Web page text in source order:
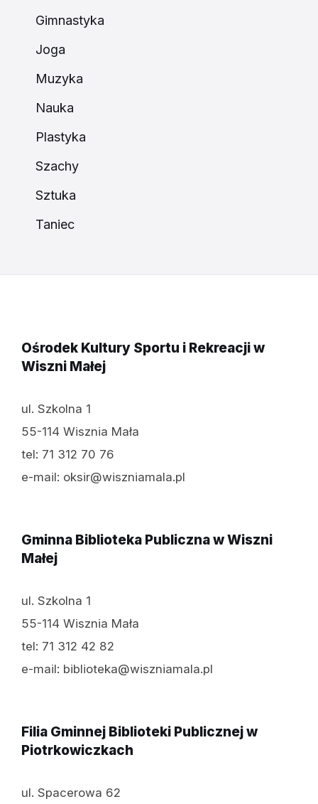
Gimnastyka
Joga
Muzyka
Nauka
Plastyka
Szachy
Sztuka
Taniec
Ośrodek Kultury Sportu i Rekreacji w
Wiszni Małej
ul. Szkolna 1
55-114 Wisznia Mała
tel: 71 312 70 76
e-mail: oksir@wiszniamala.pl
Gminna Biblioteka Publiczna w Wiszni
Małej
ul. Szkolna 1
55-114 Wisznia Mała
tel: 71 312 42 82
e-mail: biblioteka@wiszniamala.pl
Filia Gminnej Biblioteki Publicznej w
Piotrkowiczkach
ul. Spacerowa 62